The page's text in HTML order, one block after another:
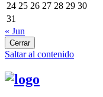
24 25 26 27 28 29 30
31
« Jun
Cerrar
Saltar al contenido